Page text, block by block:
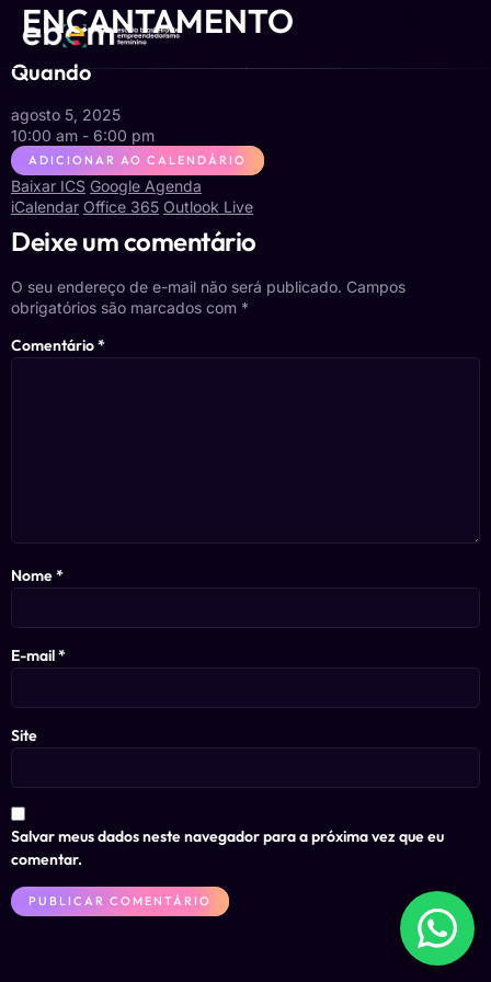
ENCANTAMENTO
Quando
agosto 5, 2025
10:00 am - 6:00 pm
ADICIONAR AO CALENDÁRIO
Baixar ICS Google Agenda
iCalendar Office 365 Outlook Live
Deixe um comentário
O seu endereço de e-mail não será publicado. Campos
obrigatórios são marcados com *
Comentário*
Nome*
E-mail*
Site
Salvar meus dados neste navegador para a próxima vez que eu
comentar.